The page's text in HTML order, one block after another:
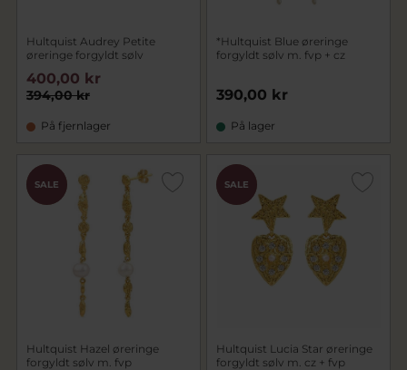
Hultquist Audrey Petite
øreringe forgyldt sølv
394,00 kr
400,00 kr
På fjernlager
*Hultquist Blue øreringe
forgyldt sølv m. fvp + cz
390,00 kr
På lager
PRIS
SALE
Hultquist Hazel øreringe
forgyldt sølv m. fvp
PRIS
SALE
Hultquist Lucia Star øreringe
forgyldt sølv m. cz + fvp